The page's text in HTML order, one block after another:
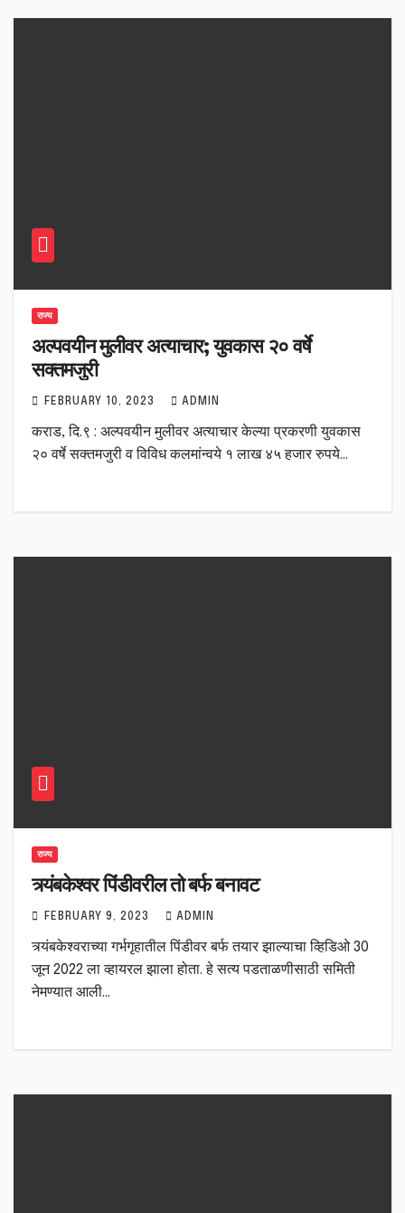
राज्य
अल्पवयीन मुलीवर अत्याचार; युवकास २० वर्षे
सक्तमजुरी
FEBRUARY 10, 2023 ADMIN
कराड, दि.९ : अल्पवयीन मुलीवर अत्याचार केल्या प्रकरणी युवकास
२० वर्षे सक्तमजुरी व विविध कलमांन्वये १ लाख ४५ हजार रुपये…
राज्य
त्र्यंबकेश्वर पिंडीवरील तो बर्फ बनावट
FEBRUARY 9, 2023 ADMIN
त्र्यंबकेश्वराच्या गर्भगृहातील पिंडीवर बर्फ तयार झाल्याचा व्हिडिओ 30
जून 2022 ला व्हायरल झाला होता. हे सत्य पडताळणीसाठी समिती
नेमण्यात आली…